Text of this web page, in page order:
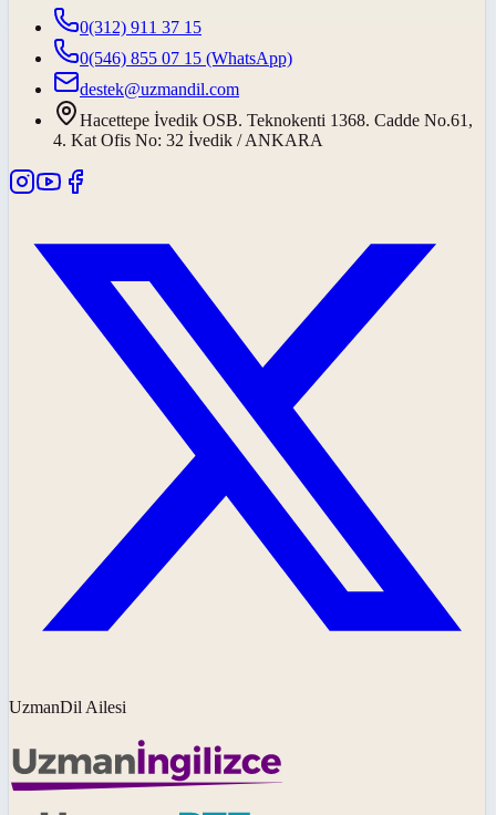
0(312) 911 37 15
0(546) 855 07 15 (WhatsApp)
destek@uzmandil.com
Hacettepe İvedik OSB. Teknokenti 1368. Cadde No.61,
4. Kat Ofis No: 32 İvedik / ANKARA
UzmanDil Ailesi